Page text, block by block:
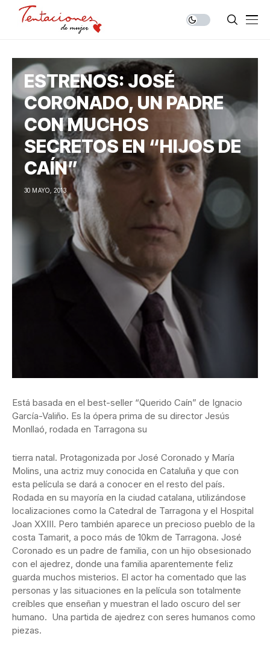
ESTRENOS: JOSÉ
CORONADO, UN PADRE
CON MUCHOS
SECRETOS EN “HIJOS DE
CAÍN”
30 MAYO, 2013
Está basada en el best-seller “Querido Caín” de Ignacio
García-Valiño. Es la ópera prima de su director Jesús
Monllaó, rodada en Tarragona su
tierra natal. Protagonizada por José Coronado y María
Molins, una actriz muy conocida en Cataluña y que con
esta película se dará a conocer en el resto del país.
Rodada en su mayoría en la ciudad catalana, utilizándose
localizaciones como la Catedral de Tarragona y el Hospital
Joan XXIII. Pero también aparece un precioso pueblo de la
costa Tamarit, a poco más de 10km de Tarragona. José
Coronado es un padre de familia, con un hijo obsesionado
con el ajedrez, donde una familia aparentemente feliz
guarda muchos misterios. El actor ha comentado que las
personas y las situaciones en la película son totalmente
creíbles que enseñan y muestran el lado oscuro del ser
humano. Una partida de ajedrez con seres humanos como
piezas.